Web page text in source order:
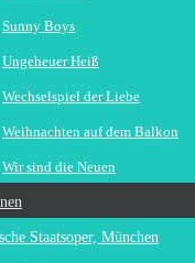
Sunny Boys
Ungeheuer Heiß
Wechselspiel der Liebe
Weihnachten auf dem Balkon
Wir sind die Neuen
Staatsoper, München